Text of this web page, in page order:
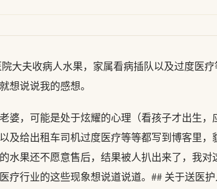
大夫收病人水果，家属看病插队以及过度医
想说说我的感想。
婆，可能是处于炫耀的心理（看孩子才出生，
及给出租车司机过度医疗等等都写到博客里，
水果还不愿意售后，结果被人扒出来了，我对
疗行业的这些现象想说道说道。## 关于送医